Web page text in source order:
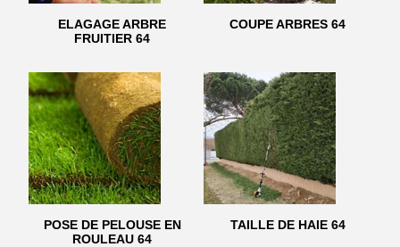
ELAGAGE ARBRE
FRUITIER 64
COUPE ARBRES 64
POSE DE PELOUSE EN
ROULEAU 64
TAILLE DE HAIE 64